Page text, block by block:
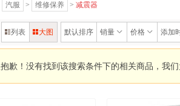
汽服 > 维修保养 > 减震器
列表 大图 默认排序 销量 价格 添加
歉！没有找到该搜索条件下的相关商品，我